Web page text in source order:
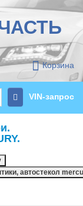
Корзина
VIN-запрос